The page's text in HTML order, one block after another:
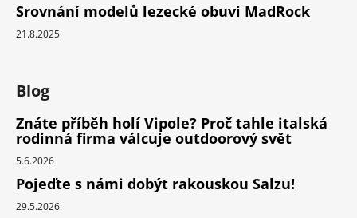
Srovnání modelů lezecké obuvi MadRock
21.8.2025
Blog
Znáte příběh holí Vipole? Proč tahle italská
rodinná firma válcuje outdoorový svět
5.6.2026
Pojeďte s námi dobýt rakouskou Salzu!
29.5.2026